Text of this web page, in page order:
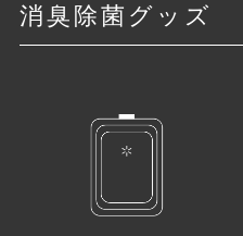
消臭除菌グッズ